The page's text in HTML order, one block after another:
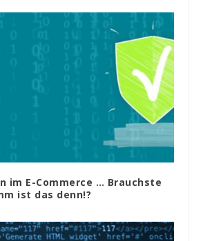
im E-Commerce … Brauchste
ist das denn!?